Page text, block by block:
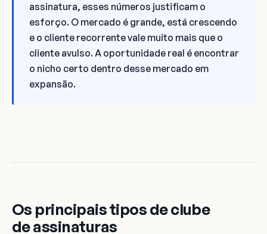
assinatura, esses números justificam o
esforço. O mercado é grande, está crescendo
e o cliente recorrente vale muito mais que o
cliente avulso. A oportunidade real é encontrar
o nicho certo dentro desse mercado em
expansão.
Os principais tipos de clube
de assinaturas